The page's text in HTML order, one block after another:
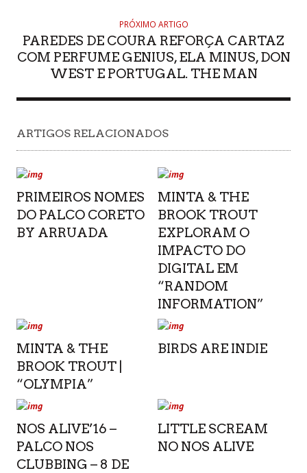
PRÓXIMO ARTIGO
PAREDES DE COURA REFORÇA CARTAZ
COM PERFUME GENIUS, ELA MINUS, DON
WEST E PORTUGAL. THE MAN
ARTIGOS RELACIONADOS
PRIMEIROS NOMES
DO PALCO CORETO
BY ARRUADA
MINTA & THE
BROOK TROUT
EXPLORAM O
IMPACTO DO
DIGITAL EM
“RANDOM
INFORMATION”
MINTA & THE
BROOK TROUT |
“OLYMPIA”
BIRDS ARE INDIE
NOS ALIVE’16 –
PALCO NOS
CLUBBING – 8 DE
LITTLE SCREAM
NO NOS ALIVE